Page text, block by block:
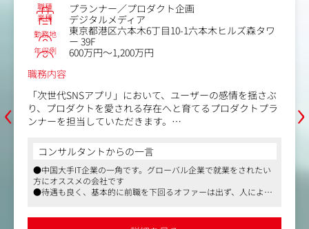
‹
職種 プランナー／プロダクト企画
業種 デジタルメディア
勤務地
東京都港区六本木6丁目10-1六本木ヒルズ森タワ
ー 39F
年収例
600万円～1,200万円
職務内容
「次世代SNSアプリ」において、ユーザーの感情を揺さぶ
り、プロダクトを愛される存在へと育てるプロダクトプラ
ンナーを担当していただきます。
1.熱狂をデザインするグロース戦略
・「好き」の言語化：ユーザーインサイトを深く掘り下
げ、Z世代特有の「エモい」感覚を、DL数や継続率といっ
た確かなKPIへと落とし込みます。
・体験の設計：単なる機能追加ではなく、アプリ内の「空
タに基づき、熱狂の再現性を高めます。
コンサルタントからの一言
●中国大手IT企業の一角です。グローバル企業で就業をされたい
方にオススメの会社です
●待遇も良く、基本的に前職を下回るオファーは出ず、人によっ
›